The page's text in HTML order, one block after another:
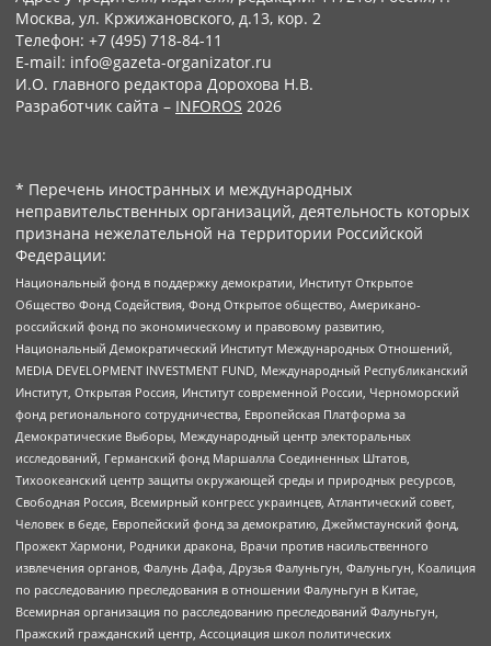
Москва, ул. Кржижановского, д.13, кор. 2
Телефон: +7 (495) 718-84-11
E-mail: info@gazeta-organizator.ru
И.О. главного редактора Дорохова Н.В.
Разработчик сайта – INFOROS 2026
* Перечень иностранных и международных
неправительственных организаций, деятельность которых
признана нежелательной на территории Российской
Федерации:
Национальный фонд в поддержку демократии, Институт Открытое
Общество Фонд Содействия, Фонд Открытое общество, Американо-
российский фонд по экономическому и правовому развитию,
Национальный Демократический Институт Международных Отношений,
MEDIA DEVELOPMENT INVESTMENT FUND, Международный Республиканский
Институт, Открытая Россия, Институт современной России, Черноморский
фонд регионального сотрудничества, Европейская Платформа за
Демократические Выборы, Международный центр электоральных
исследований, Германский фонд Маршалла Соединенных Штатов,
Тихоокеанский центр защиты окружающей среды и природных ресурсов,
Свободная Россия, Всемирный конгресс украинцев, Атлантический совет,
Человек в беде, Европейский фонд за демократию, Джеймстаунский фонд,
Прожект Хармони, Родники дракона, Врачи против насильственного
извлечения органов, Фалунь Дафа, Друзья Фалуньгун, Фалуньгун, Коалиция
по расследованию преследования в отношении Фалуньгун в Китае,
Всемирная организация по расследованию преследований Фалуньгун,
Пражский гражданский центр, Ассоциация школ политических